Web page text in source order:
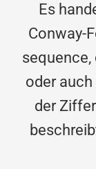
Es
Conway-
oder
der